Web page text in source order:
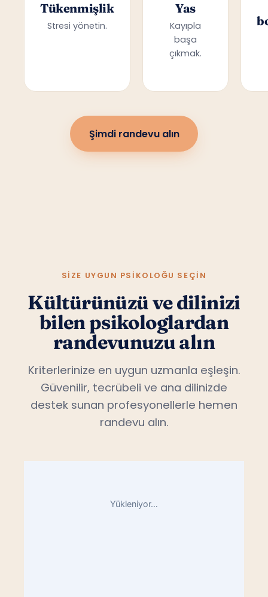
Tükenmişlik
Stresi yönetin.
Yas
Kayıpla
başa
çıkmak.
Şimdi randevu alın
SIZE UYGUN PSIKOLOĞU SEÇIN
Kültürünüzü ve dilinizi
bilen psikologlardan
randevunuzu alın
Kriterlerinize en uygun uzmanla eşleşin.
Güvenilir, tecrübeli ve ana dilinizde
destek sunan profesyonellerle hemen
randevu alın.